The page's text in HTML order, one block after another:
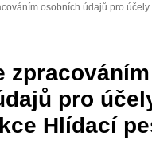
osobních údajů pro účely
zpracováním
pro
Hlídací